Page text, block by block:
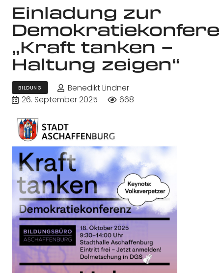
Einladung zur
„Kraft tanken –
Haltung zeigen“
BILDUNG
Benedikt Lindner
26. September 2025
668